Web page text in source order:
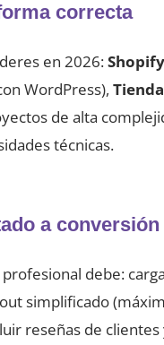
correcta
en 2026:Shopify
WordPress),
de alta
técnicas.
a conversión
debe:
simplificado
reseñas de